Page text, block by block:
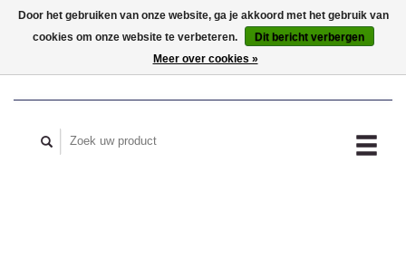
MIJN ACCOUNT
Door het gebruiken van onze website, ga je akkoord met het gebruik van
cookies om onze website te verbeteren.
Dit bericht verbergen
Meer over cookies »